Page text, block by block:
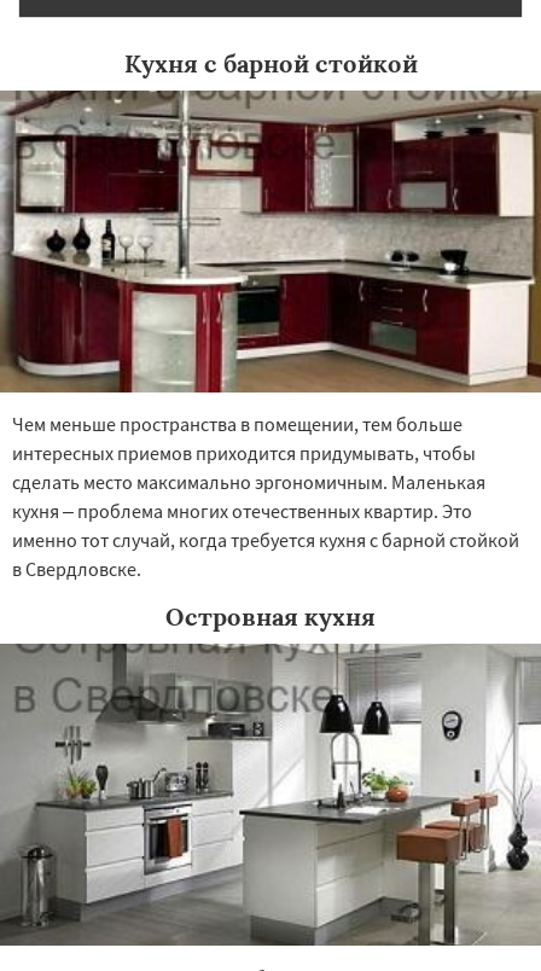
Кухня с барной стойкой
Чем меньше пространства в помещении, тем больше
интересных приемов приходится придумывать, чтобы
сделать место максимально эргономичным. Маленькая
кухня – проблема многих отечественных квартир. Это
именно тот случай, когда требуется кухня с барной стойкой
в Свердловске.
Островная кухня